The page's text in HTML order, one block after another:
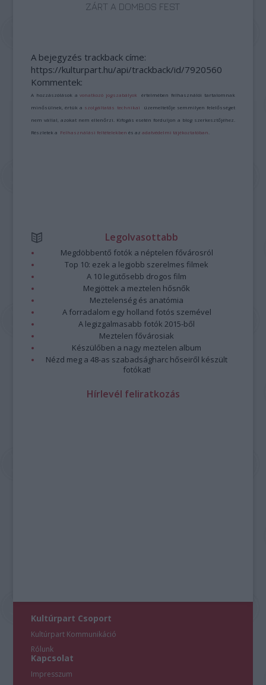
ZÁRT A DOMBOS FEST
A bejegyzés trackback címe:
https://kulturpart.hu/api/trackback/id/7920560
Kommentek:
A hozzászólások avonatkozó jogszabályok értelmében felhasználói tartalomnak
minősülnek, értük a szolgáltatás technikai üzemeltetője semmilyen felelősséget
nem vállal, azokat nem ellenőrzi. Kifogás esetén forduljon a blog szerkesztőjéhez.
Részletek a Felhasználási feltételekben és azadatvédelmi tájékoztatóban
Legolvasottabb
Megdöbbentő fotók a néptelen fővárosról
Top 10: ezek a legjobb szerelmes filmek
A 10 legütősebb drogos film
Megjöttek a meztelen hősnők
Meztelenség és anatómia
A forradalom egy holland fotós szemével
A legizgalmasabb fotók 2015-ből
Meztelen fővárosiak
Készülőben a nagy meztelen album
Nézd meg a 48-as szabadságharc hőseiről készült
fotókat!
Hírlevél feliratkozás
Kultúrpart Csoport
Kultúrpart Kommunikáció
Rólunk
Kapcsolat
Impresszum